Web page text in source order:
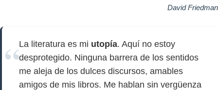
David Friedman
La literatura es mi utopía. Aquí no estoy
desprotegido. Ninguna barrera de los sentidos
me aleja de los dulces discursos, amables
amigos de mis libros. Me hablan sin vergüenza